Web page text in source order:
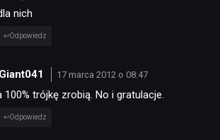
nich
Odpowiedz
17 marca 2012 o 08:47
100% trójkę zrobią. No i gratulacje.
Odpowiedz